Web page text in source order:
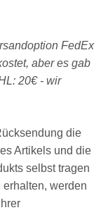
FedEx
aber es gab
20€ - wir
die
Artikels und die
selbst tragen
werden